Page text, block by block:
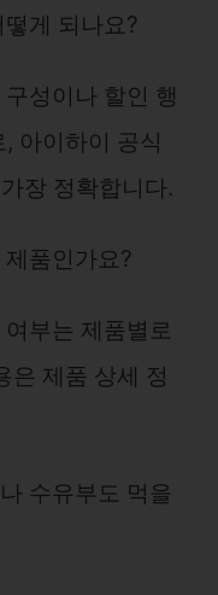
게 되나요?
성이나 할인 행
아이하이 공식
장 정확합니다.
품인가요?
부는 제품별로
은 제품 상세 정
수유부도 먹을